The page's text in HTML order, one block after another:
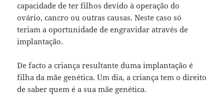
capacidade de ter filhos devido à operação do
ovário, cancro ou outras causas. Neste caso só
teriam a oportunidade de engravidar através de
implantação.
De facto a criança resultante duma implantação é
filha da mãe genética. Um dia, a criança tem o direito
de saber quem é a sua mãe genética.